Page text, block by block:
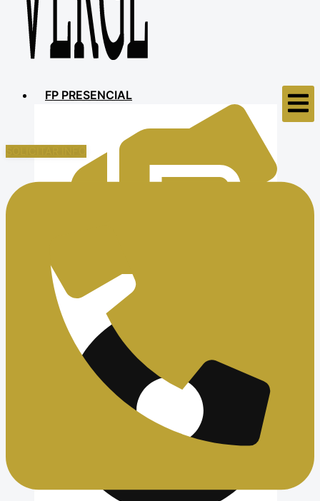
FP PRESENCIAL